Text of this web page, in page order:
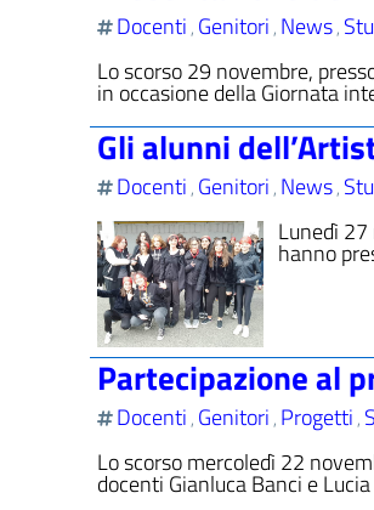
Docenti, Genitori, News,
Lo scorso 29 novembre,
in occasione della Giornata
Gli alunni
Docenti, Genitori, News,
Lunedì
hanno
Partecipazione al
Docenti, Genitori, Progetti,
Lo scorso mercoledì 22
docenti Gianluca Banci e